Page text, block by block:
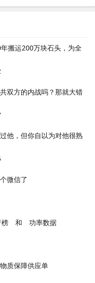
搬运200万块石头，为全
双方的内战吗？那就大错
他，但你自以为对他很熟
微信了
榜 和 功率数据
质保障供应单